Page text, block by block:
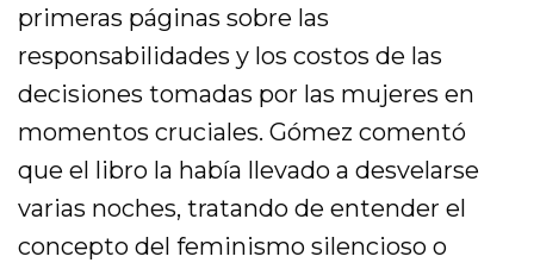
primeras páginas sobre las
responsabilidades y los costos de las
decisiones tomadas por las mujeres en
momentos cruciales. Gómez comentó
que el libro la había llevado a desvelarse
varias noches, tratando de entender el
concepto del feminismo silencioso o